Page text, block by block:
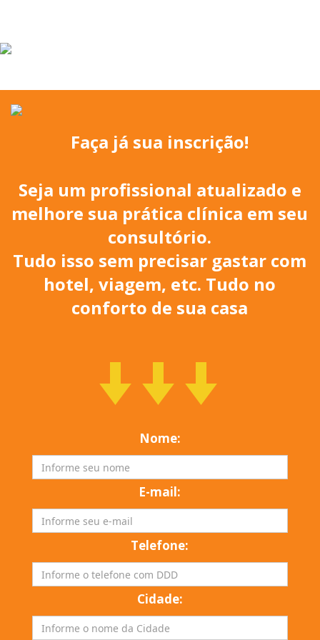
Faça já sua inscrição!
Seja um profissional atualizado e
melhore sua prática clínica em seu
consultório.
Tudo isso sem precisar gastar com
hotel, viagem, etc. Tudo no
conforto de sua casa
Nome:
E-mail:
Telefone:
Cidade: